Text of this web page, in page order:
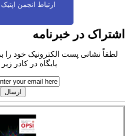
ارتباط انجمن اپتیک
در خبرنامه
لطفاً نشانی پست الکترونیک خود را
پایگاه در کادر زیر